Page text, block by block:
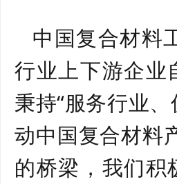
中国复合材料
行业上下游企业
秉持“服务行业
动中国复合材料
的桥梁，我们